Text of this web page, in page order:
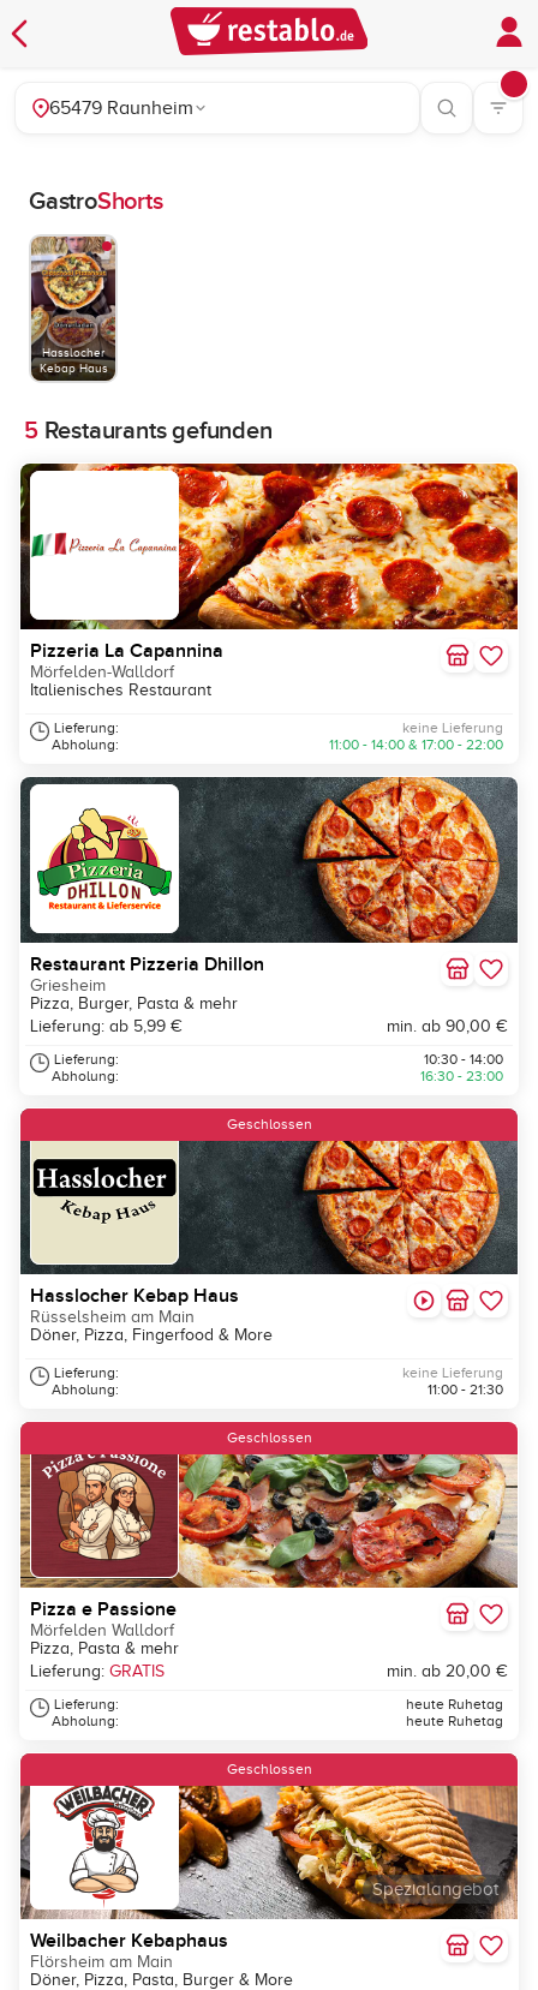
65479 Raunheim
GastroShorts
Hasslocher
Kebap Haus
5Restaurants gefunden
Pizzeria La Capannina
Mörfelden-Walldorf
Italienisches Restaurant
Lieferung:
Abholung:
keine Lieferung
11:00 - 14:00 & 17:00 - 22:00
Restaurant Pizzeria Dhillon
Griesheim
Pizza, Burger, Pasta & mehr
Lieferung: ab 5,99 €
min. ab 90,00 €
Lieferung:
Abholung:
10:30 - 14:00
16:30 - 23:00
Geschlossen
Hasslocher Kebap Haus
Rüsselsheim am Main
Döner, Pizza, Fingerfood & More
Lieferung:
Abholung:
keine Lieferung
11:00 - 21:30
Geschlossen
Pizza e Passione
Mörfelden Walldorf
Pizza, Pasta & mehr
Lieferung: GRATIS min. ab 20,00 €
Lieferung:
Abholung:
heute Ruhetag
heute Ruhetag
Spezialangebot
Geschlossen
Weilbacher Kebaphaus
Flörsheim am Main
Döner, Pizza, Pasta, Burger & More